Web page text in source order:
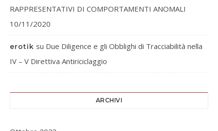
RAPPRESENTATIVI DI COMPORTAMENTI ANOMALI
10/11/2020
erotik su Due Diligence e gli Obblighi di Tracciabilità nella
IV – V Direttiva Antiriciclaggio
ARCHIVI